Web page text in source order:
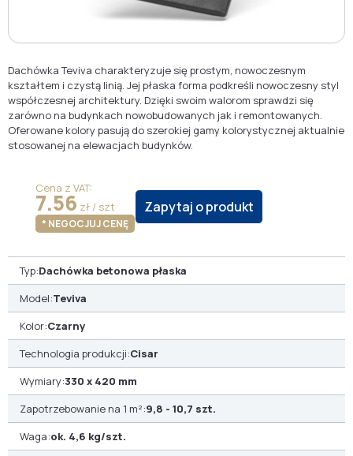
Dachówka Teviva charakteryzuje się prostym, nowoczesnym
kształtem i czystą linią. Jej płaska forma podkreśli nowoczesny styl
współczesnej architektury. Dzięki swoim walorom sprawdzi się
zarówno na budynkach nowobudowanych jak i remontowanych.
Oferowane kolory pasują do szerokiej gamy kolorystycznej aktualnie
stosowanej na elewacjach budynków.
Cena z VAT:
7.56 zł / szt
* NEGOCJUJ CENĘ
Zapytaj o produkt
Typ:Dachówka betonowa płaska
Model:Teviva
Kolor:Czarny
Technologia produkcji:Cisar
Wymiary:330 x 420 mm
Zapotrzebowanie na 1 m²:9,8 - 10,7 szt.
Waga:ok. 4,6 kg/szt.